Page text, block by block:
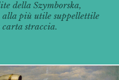
della Szymborska,
più utile suppellettile
straccia.